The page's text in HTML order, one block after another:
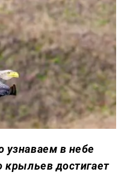
узнаваем в небе
крыльев достигает